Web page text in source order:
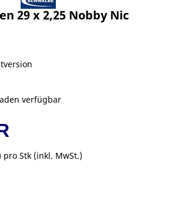
29 x 2,25 Nobby Nic
verfügbar
pro Stk (inkl. MwSt.)